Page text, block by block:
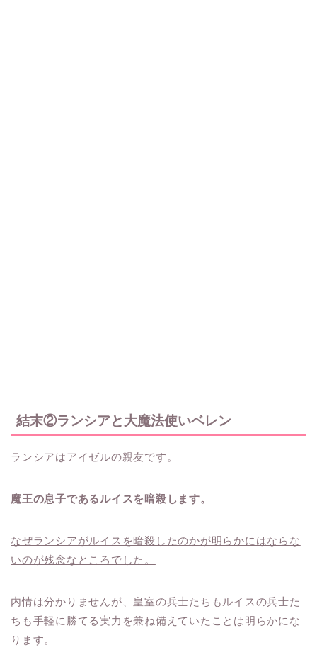
結末②ランシアと大魔法使いベレン
ランシアはアイゼルの親友です。
魔王の息子であるルイスを暗殺します。
なぜランシアがルイスを暗殺したのかが明らかにはならな
いのが残念なところでした。
内情は分かりませんが、皇室の兵士たちもルイスの兵士た
ちも手軽に勝てる実力を兼ね備えていたことは明らかにな
ります。